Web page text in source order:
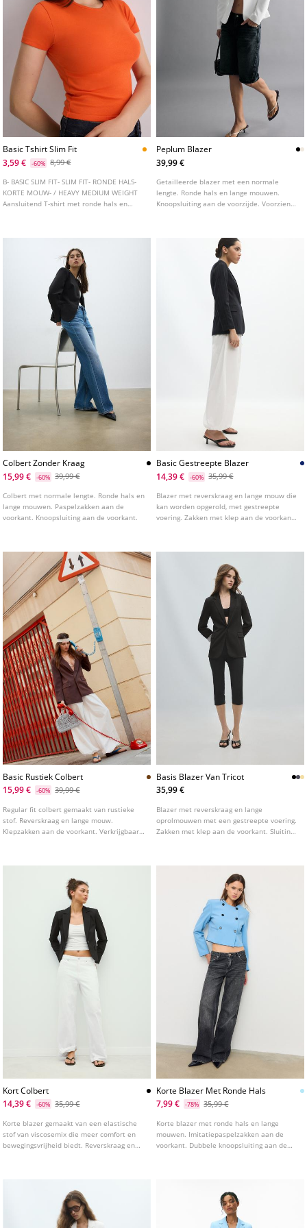
Basic Tshirt Slim Fit
3,59 €
-60% 8,99 €
B- BASIC SLIM FIT- SLIM FIT- RONDE HALS-
KORTE MOUW- / HEAVY MEDIUM WEIGHT
Aansluitend T-shirt met ronde hals en
Peplum Blazer
39,99 €
Getailleerde blazer met een normale
lengte. Ronde hals en lange mouwen.
Knoopsluiting aan de voorzijde. Voorzien
Colbert Zonder Kraag
15,99 €
-60% 39,99 €
Colbert met normale lengte. Ronde hals en
lange mouwen. Paspelzakken aan de
voorkant. Knoopsluiting aan de voorkant.
Basic Gestreepte Blazer
14,39 €
-60% 35,99 €
Blazer met reverskraag en lange mouw die
kan worden opgerold, met gestreepte
voering. Zakken met klep aan de voorkant.
Basic Rustiek Colbert
15,99 €
-60% 39,99 €
Regular fit colbert gemaakt van rustieke
stof. Reverskraag en lange mouw.
Klepzakken aan de voorkant. Verkrijgbaar
Basis Blazer Van Tricot
35,99 €
Blazer met reverskraag en lange
oprolmouwen met een gestreepte voering.
Zakken met klep aan de voorkant. Sluiting
Kort Colbert
14,39 €
-60% 35,99 €
Korte blazer gemaakt van een elastische
stof van viscosemix die meer comfort en
bewegingsvrijheid biedt. Reverskraag en
Korte Blazer Met Ronde Hals
7,99 €
-78% 35,99 €
Korte blazer met ronde hals en lange
mouwen. Imitatiepaspelzakken aan de
voorkant. Dubbele knoopsluiting aan de